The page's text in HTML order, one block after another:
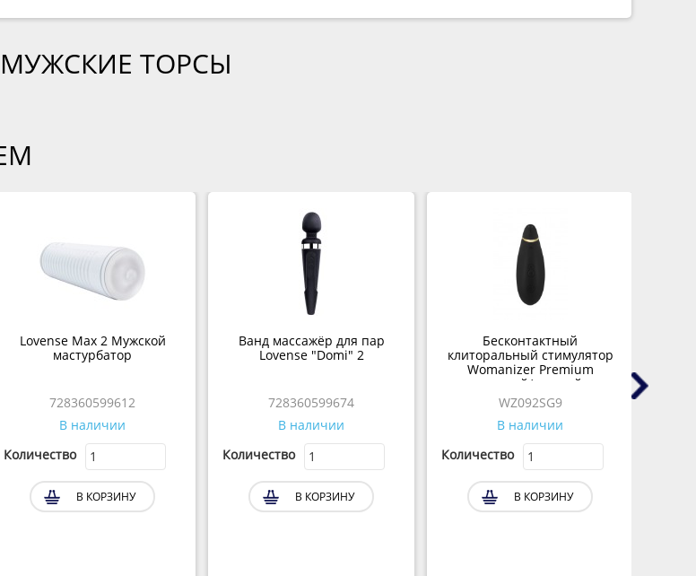
ТОРСЫ
Lovense Max 2 Мужской
мастурбатор
728360599612
В наличии
Количество
В КОРЗИНУ
Ванд массажёр для пар
Lovense "Domi" 2
728360599674
В наличии
Количество
В КОРЗИНУ
Бесконтактный
клиторальный стимулятор
Womanizer Premium
черный/золотой
WZ092SG9
В наличии
Количество
В КОРЗИНУ